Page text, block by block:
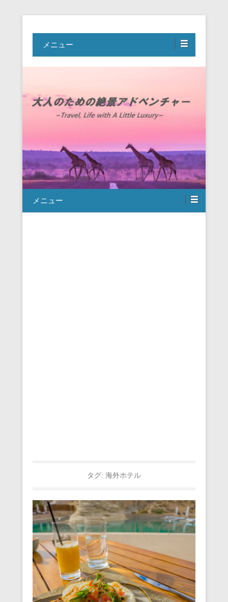
大人のための絶景アドベンチャー
メニュー
メニュー
タグ: 海外ホテル